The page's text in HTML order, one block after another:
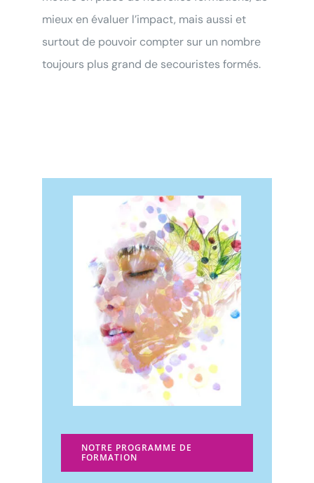
mieux en évaluer l’impact, mais aussi et
surtout de pouvoir compter sur un nombre
toujours plus grand de secouristes formés.
NOTRE PROGRAMME DE
FORMATION
Testez votre éligibiliéà la VAE
Répondez à nos questions ci-dessous et… verdict !